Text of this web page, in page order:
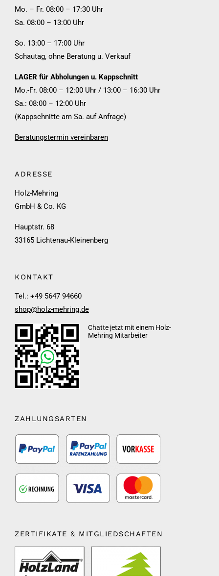
Mo. – Fr. 08:00 – 17:30 Uhr
Sa. 08:00 – 13:00 Uhr
So. 13:00 – 17:00 Uhr
Schautag, ohne Beratung u. Verkauf
LAGER für Abholungen u. Kappschnitt
Mo.-Fr. 08:00 – 12:00 Uhr / 13:00 – 16:30 Uhr
Sa.: 08:00 – 12:00 Uhr
(Kappschnitte am Sa. auf Anfrage)
Beratungstermin vereinbaren
ADRESSE
Holz-Mehring
GmbH & Co. KG
Hauptstr. 68
33165 Lichtenau-Kleinenberg
KONTAKT
Tel.: +49 5647 94660
shop@holz-mehring.de
Chatte jetzt mit einem Holz-
Mehring Mitarbeiter
ZAHLUNGSARTEN
ZERTIFIKATE & MITGLIEDSCHAFTEN